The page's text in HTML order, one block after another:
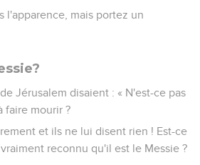
l'apparence, mais portez un
Jérusalem disaient : « N'est-ce pas
faire mourir ?
et ils ne lui disent rien ! Est-ce
reconnu qu'il est le Messie ?